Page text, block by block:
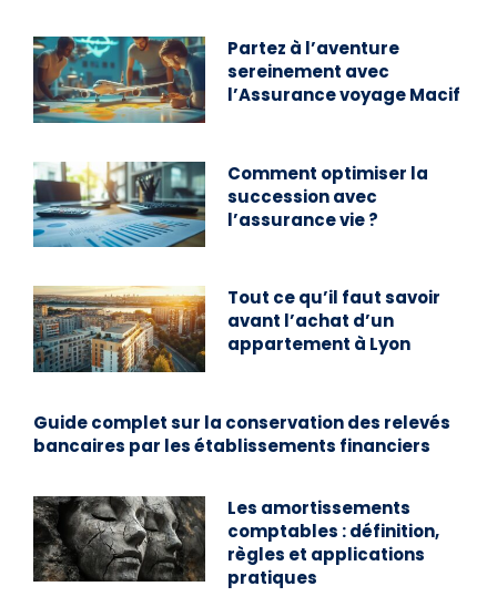
Partez à l’aventure
sereinement avec
l’Assurance voyage Macif
Comment optimiser la
succession avec
l’assurance vie ?
Tout ce qu’il faut savoir
avant l’achat d’un
appartement à Lyon
Guide complet sur la conservation des relevés
bancaires par les établissements financiers
Les amortissements
comptables : définition,
règles et applications
pratiques